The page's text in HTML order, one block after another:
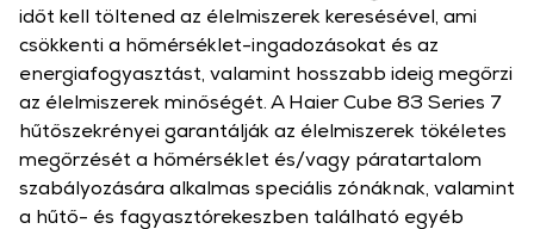
időt kell töltened az élelmiszerek keresésével, ami
csökkenti a hőmérséklet-ingadozásokat és az
energiafogyasztást, valamint hosszabb ideig megőrzi
az élelmiszerek minőségét. A Haier Cube 83 Series 7
hűtőszekrényei garantálják az élelmiszerek tökéletes
megőrzését a hőmérséklet és/vagy páratartalom
szabályozására alkalmas speciális zónáknak, valamint
a hűtő- és fagyasztórekeszben található egyéb